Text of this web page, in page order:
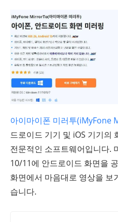
아이마이폰 미러투(iMyFone
드로이드 기기 및 iOS 기기의
전문적인 소프트웨어입니다.
10/11에 안드로이드 화면을
화면에서 마음대로 영상을 보
습니다.